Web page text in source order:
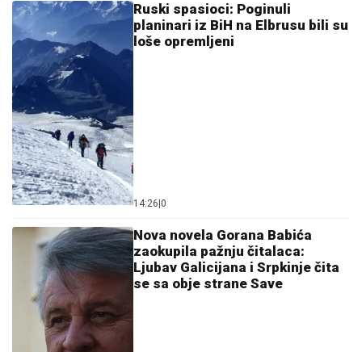
Ruski spasioci: Poginuli
planinari iz BiH na Elbrusu bili su
loše opremljeni
14:26 0
Nova novela Gorana Babića
zaokupila pažnju čitalaca:
Ljubav Galicijana i Srpkinje čita
se sa obje strane Save